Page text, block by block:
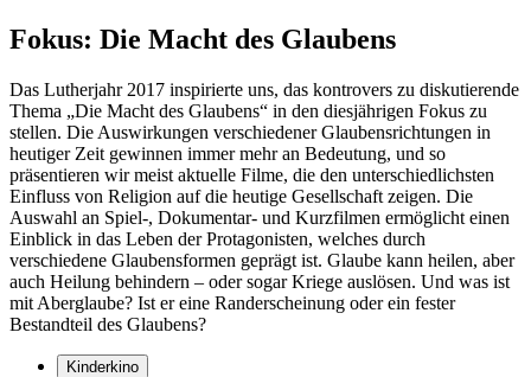
Fokus: Die Macht des Glaubens
Das Lutherjahr 2017 inspirierte uns, das kontrovers zu diskutierende
Thema „Die Macht des Glaubens“ in den diesjährigen Fokus zu
stellen. Die Auswirkungen verschiedener Glaubensrichtungen in
heutiger Zeit gewinnen immer mehr an Bedeutung, und so
präsentieren wir meist aktuelle Filme, die den unterschiedlichsten
Einfluss von Religion auf die heutige Gesellschaft zeigen. Die
Auswahl an Spiel-, Dokumentar- und Kurzfilmen ermöglicht einen
Einblick in das Leben der Protagonisten, welches durch
verschiedene Glaubensformen geprägt ist. Glaube kann heilen, aber
auch Heilung behindern – oder sogar Kriege auslösen. Und was ist
mit Aberglaube? Ist er eine Randerscheinung oder ein fester
Bestandteil des Glaubens?
Kinderkino